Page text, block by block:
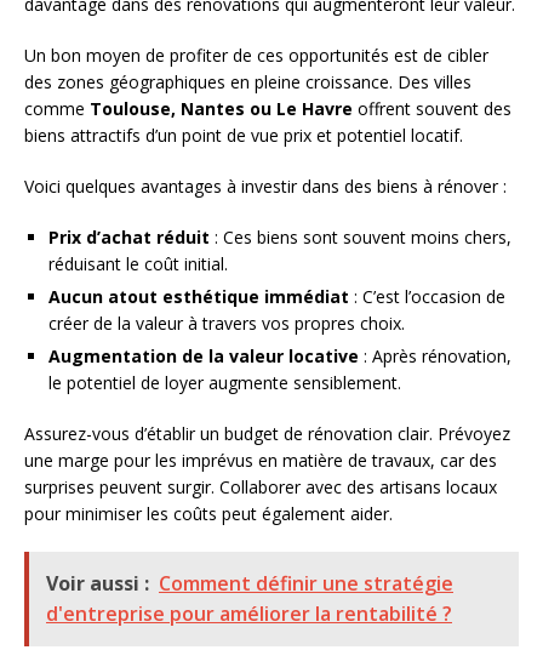
Un bon moyen de profiter de ces opportunités est de cibler
des zones géographiques en pleine croissance. Des villes
comme Toulouse, Nantes ou Le Havre offrent souvent des
biens attractifs d’un point de vue prix et potentiel locatif.
Voici quelques avantages à investir dans des biens à rénover :
Prix d’achat réduit : Ces biens sont souvent moins chers,
réduisant le coût initial.
Aucun atout esthétique immédiat : C’est l’occasion de
créer de la valeur à travers vos propres choix.
Augmentation de la valeur locative : Après rénovation,
le potentiel de loyer augmente sensiblement.
Assurez-vous d’établir un budget de rénovation clair. Prévoyez
une marge pour les imprévus en matière de travaux, car des
surprises peuvent surgir. Collaborer avec des artisans locaux
pour minimiser les coûts peut également aider.
Voir aussi : Comment définir une stratégie
d'entreprise pour améliorer la rentabilité ?